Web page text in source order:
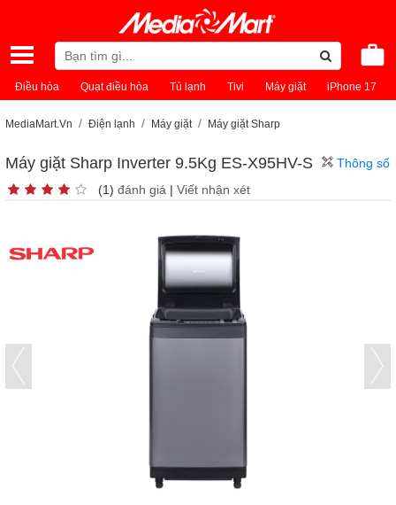
Điều hòa Quạt điều hòa Tủ lạnh Tivi Máy giặt iPhone 17
MediaMart.Vn Điện lạnh Máy giặt Máy giặt Sharp
Máy giặt Sharp Inverter 9.5Kg ES-X95HV-S
(1) đánh giá | Viết nhận xét
Thông số